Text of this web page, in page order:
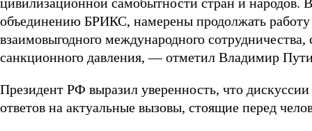
объединению БРИКС, намерены продолжать
взаимовыгодного международного
санкционного давления, — отметил Владимир
Президент РФ выразил уверенность, что
ответов на актуальные вызовы, стоящие перед